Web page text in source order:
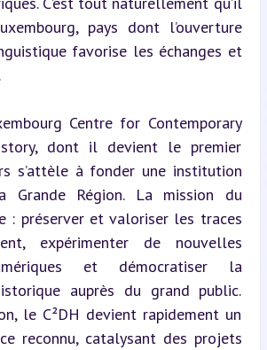
pays dont l’ouverture
favorise les échanges et
Centre for Contemporary
dont il devient le premier
s’attèle à fonder une institution
Grande Région. La mission du
: préserver et valoriser les traces
expérimenter de nouvelles
et démocratiser la
auprès du grand public.
le C²DH devient rapidement un
reconnu, catalysant des projets